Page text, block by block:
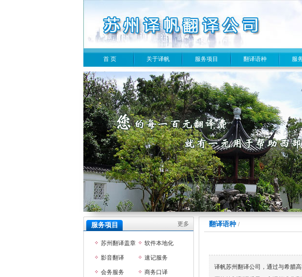
首 页 关于译帆 服务项目 翻译语种 服
翻译语种 /
译帆苏州翻译公司，通过与希腊
服务项目 更多
苏州翻译盖章 软件本地化
影音翻译 速记服务
会务服务 商务口译